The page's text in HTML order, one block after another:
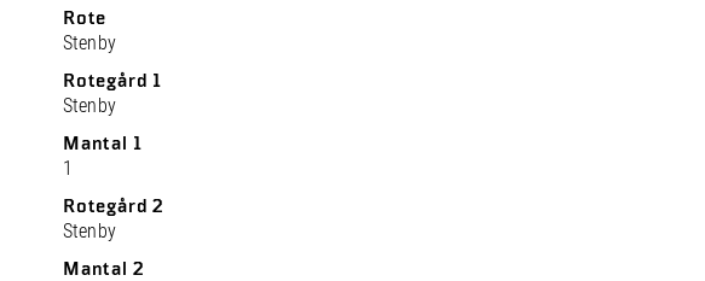
Rote
Stenby
Rotegård 1
Stenby
Mantal 1
1
Rotegård 2
Stenby
Mantal 2